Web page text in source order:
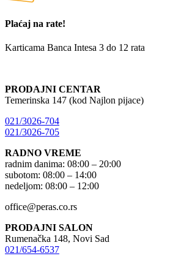
Plaćaj na rate!
Karticama Banca Intesa 3 do 12 rata
PRODAJNI CENTAR
Temerinska 147 (kod Najlon pijace)
021/3026-704
021/3026-705
RADNO VREME
radnim danima: 08:00 – 20:00
subotom: 08:00 – 14:00
nedeljom: 08:00 – 12:00
office@peras.co.rs
PRODAJNI SALON
Rumenačka 148, Novi Sad
021/654-6537